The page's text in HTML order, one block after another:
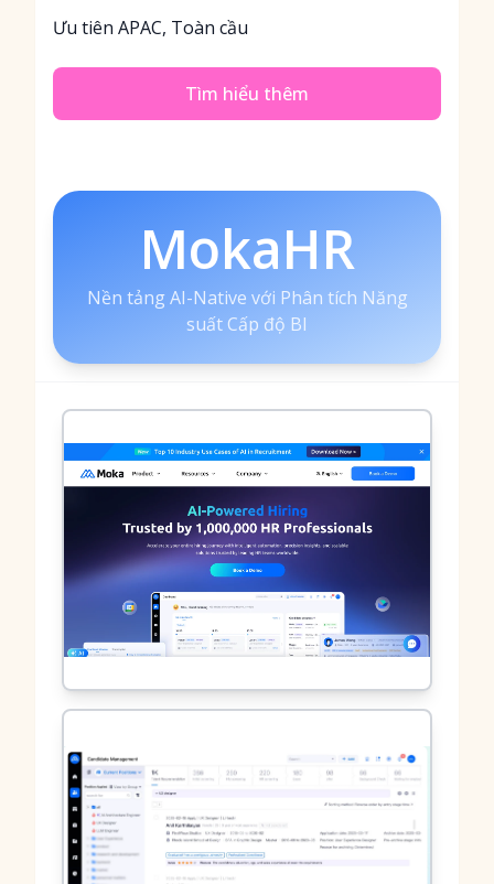
Ưu tiên APAC, Toàn cầu
Tìm hiểu thêm
MokaHR
Nền tảng AI-Native với Phân tích Năng
suất Cấp độ BI